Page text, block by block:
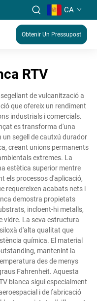
CA
Obtenir Un Pressupost
RTV
de vulcanització a
que ofereix un rendiment
industrials i comercials.
es transforma d'una
segell de cautxú durador
creant unions permanents
extremes. La
estètica superior mentre
els processos d'aplicació,
requereixen acabats nets i
demostra propietats
incloent-hi metalls,
vidre. La seva estructura
d'alta qualitat que
química. El material
mantenint la
des de menys
Fahrenheit. Aquesta
blanca sigui especialment
i de fabricació